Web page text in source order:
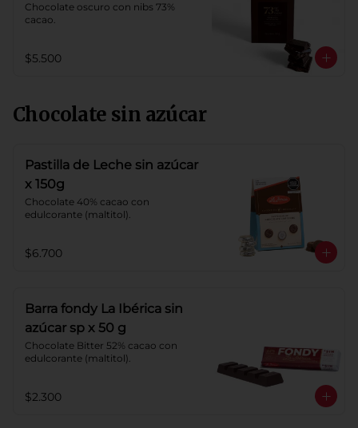
Chocolate oscuro con nibs 73%
cacao.
$5.500
Chocolate sin azúcar
Pastilla de Leche sin azúcar
x 150g
Chocolate 40% cacao con
edulcorante (maltitol).
$6.700
Barra fondy La Ibérica sin
azúcar sp x 50 g
Chocolate Bitter 52% cacao con
edulcorante (maltitol).
$2.300